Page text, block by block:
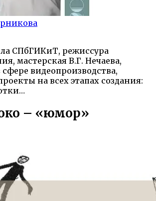
СПбГИКиТ, режиссура
мастерская В.Г. Нечаева,
видеопроизводства,
на всех этапах создания:
– «юмор»